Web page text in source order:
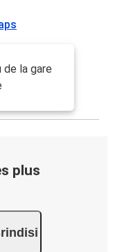
de la gare
plus